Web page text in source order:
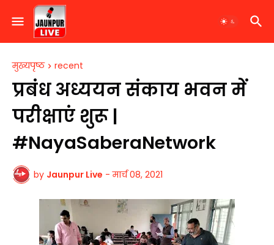
मुख्यपृष्ठ recent
प्रबंध अध्ययन संकाय भवन में
परीक्षाएं शुरू |
#NayaSaberaNetwork
by Jaunpur Live - मार्च 08, 2021